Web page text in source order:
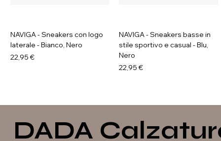
NAVIGA - Sneakers con logo
laterale - Bianco, Nero
Prezzo
22,95 €
NAVIGA - Sneakers basse in
stile sportivo e casual - Blu,
Nero
Prezzo
22,95 €
DADA